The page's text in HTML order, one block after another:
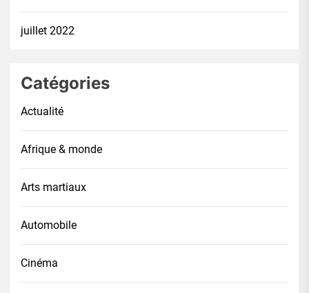
juillet 2022
Catégories
Actualité
Afrique & monde
Arts martiaux
Automobile
Cinéma